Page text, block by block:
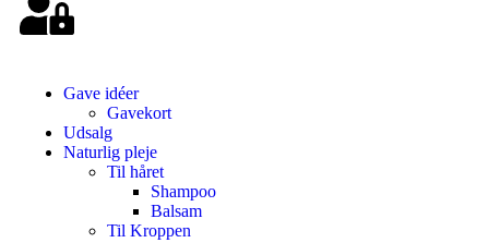
Gave idéer
Gavekort
Udsalg
Naturlig pleje
Til håret
Shampoo
Balsam
Til Kroppen